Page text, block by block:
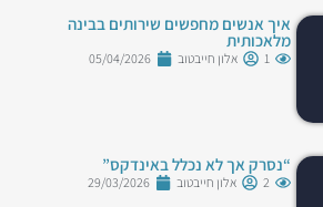
איך אנשים מחפשים שירותים בבינה
מלאכותית
1 אלון חייבטוב 05/04/2026
“נסרק אך לא נכלל באינדקס”
2 אלון חייבטוב 29/03/2026